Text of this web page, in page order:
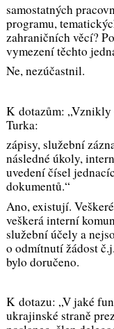
samostatných
programu,
zahraničních věcí?
vymezení těchto
Ne, nezúčastnil.
K dotazům:
Turka:
zápisy, služební
následné úkoly,
uvedení čísel
dokumentů.“
Ano, existují.
veškerá interní
služební účely a
o odmítnutí žádost
bylo doručeno.
K dotazu: „V jaké
ukrajinské straně